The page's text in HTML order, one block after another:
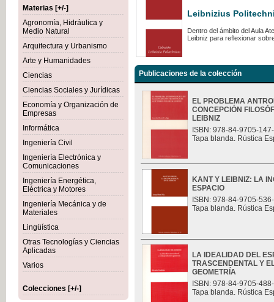
Materias [+/-]
Agronomía, Hidráulica y
Medio Natural
Arquitectura y Urbanismo
Arte y Humanidades
Ciencias
Ciencias Sociales y Jurídicas
Economía y Organización de
Empresas
Informática
Ingeniería Civil
Ingeniería Electrónica y
Comunicaciones
Ingeniería Energética,
Eléctrica y Motores
Ingeniería Mecánica y de
Materiales
Lingüística
Otras Tecnologías y Ciencias
Aplicadas
Varios
Colecciones [+/-]
Leibnizius
Dentro del ámbito del Aula
Leibniz para reflexionar
Publicaciones de la colección
EL PROBLEMA
CONCEPCIÓN
LEIBNIZ
ISBN: 978-84-9705-
Tapa blanda. Rústica
KANT Y LEIBNIZ: LA
ESPACIO
ISBN: 978-84-9705-
Tapa blanda. Rústica
LA IDEALIDAD DEL
TRASCENDENTAL Y
GEOMETRÍA
ISBN: 978-84-9705-
Tapa blanda. Rústica